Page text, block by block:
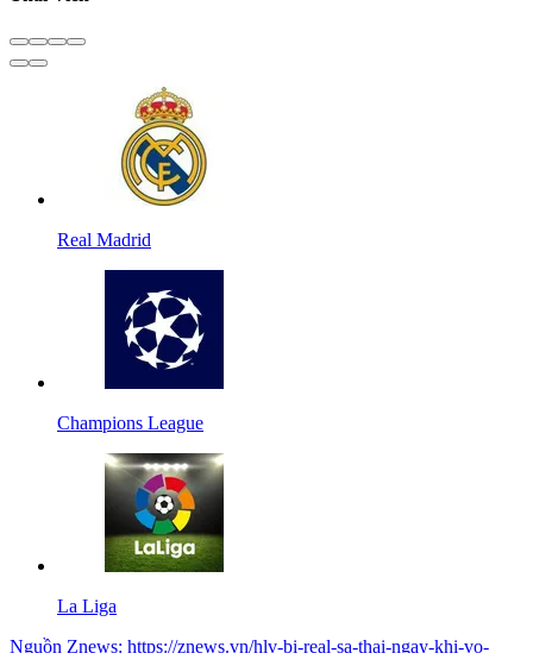
Real Madrid
Champions League
La Liga
Nguồn Znews: https://znews.vn/hlv-bi-real-sa-thai-ngay-khi-vo-